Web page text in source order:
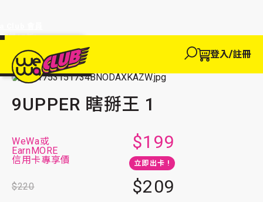
單95折!
輸入優惠
即
達95折!
登入/註冊
We買 We玩 We賺
探索
WeWa
卡
主頁 We 買 玩樂體驗
9UPPER 瞎掰王 1
9UPPER 瞎掰王 1
WeWa或
EarnMORE
信用卡專享價
$199
立即出卡 !
$220 $209